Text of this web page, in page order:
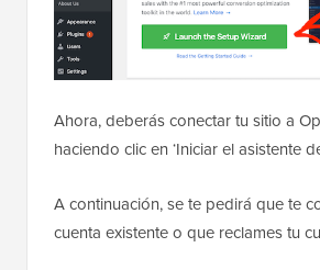
Ahora, deberás conectar tu sitio a
haciendo clic en ‘Iniciar el asistente
A continuación, se te pedirá que te
cuenta existente o que reclames tu